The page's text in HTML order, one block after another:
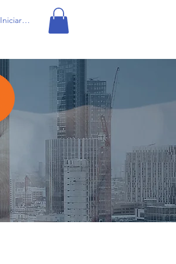
Iniciar sesión